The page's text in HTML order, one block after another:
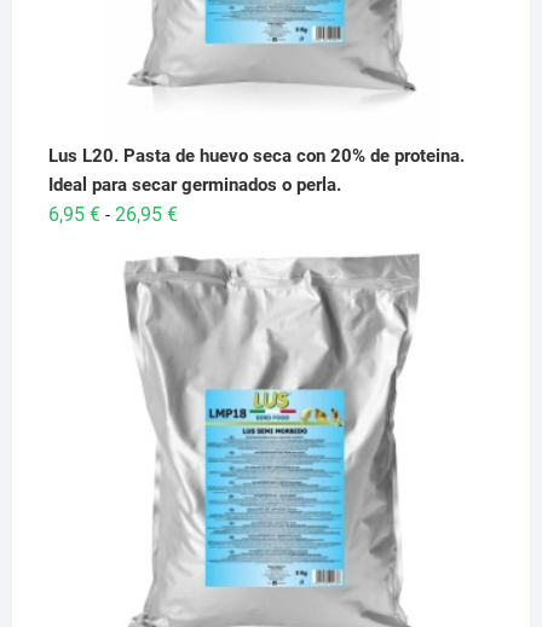
Lus L20. Pasta de huevo seca con 20% de proteina.
Ideal para secar germinados o perla.
6,95 € - 26,95 €Rango
precios:
desde
6,95 €
26,95 €